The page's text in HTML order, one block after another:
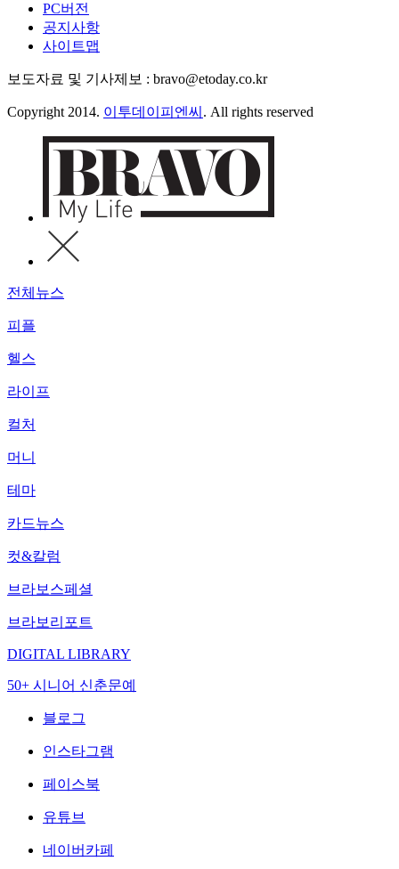
PC버전
공지사항
사이트맵
보도자료 및 기사제보 : bravo@etoday.co.kr
Copyright 2014. 이투데이피엔씨 . All rights reserved
전체뉴스
피플
헬스
라이프
컬처
머니
테마
카드뉴스
컷&칼럼
브라보스페셜
브라보리포트
DIGITAL LIBRARY
50+ 시니어 신춘문예
블로그
인스타그램
페이스북
유튜브
네이버카페